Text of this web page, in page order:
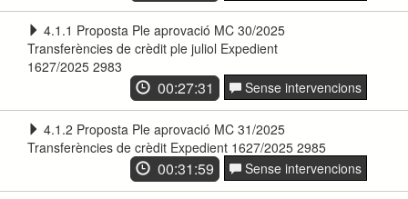
4.1.1 Proposta Ple aprovació MC 30/2025
Transferències de crèdit ple juliol Expedient
1627/2025 2983
00:27:31 Sense intervencions
4.1.2 Proposta Ple aprovació MC 31/2025
Transferències de crèdit Expedient 1627/2025 2985
00:31:59 Sense intervencions